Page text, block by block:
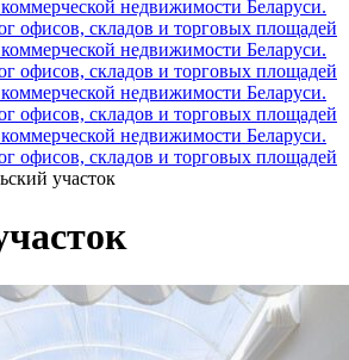
недвижимости Беларуси.
офисов, складов и торговых площадей
недвижимости Беларуси.
офисов, складов и торговых площадей
недвижимости Беларуси.
офисов, складов и торговых площадей
недвижимости Беларуси.
офисов, складов и торговых площадей
участок